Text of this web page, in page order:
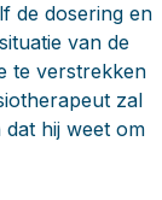
de dosering en
van de
te verstrekken
zal
hij weet om